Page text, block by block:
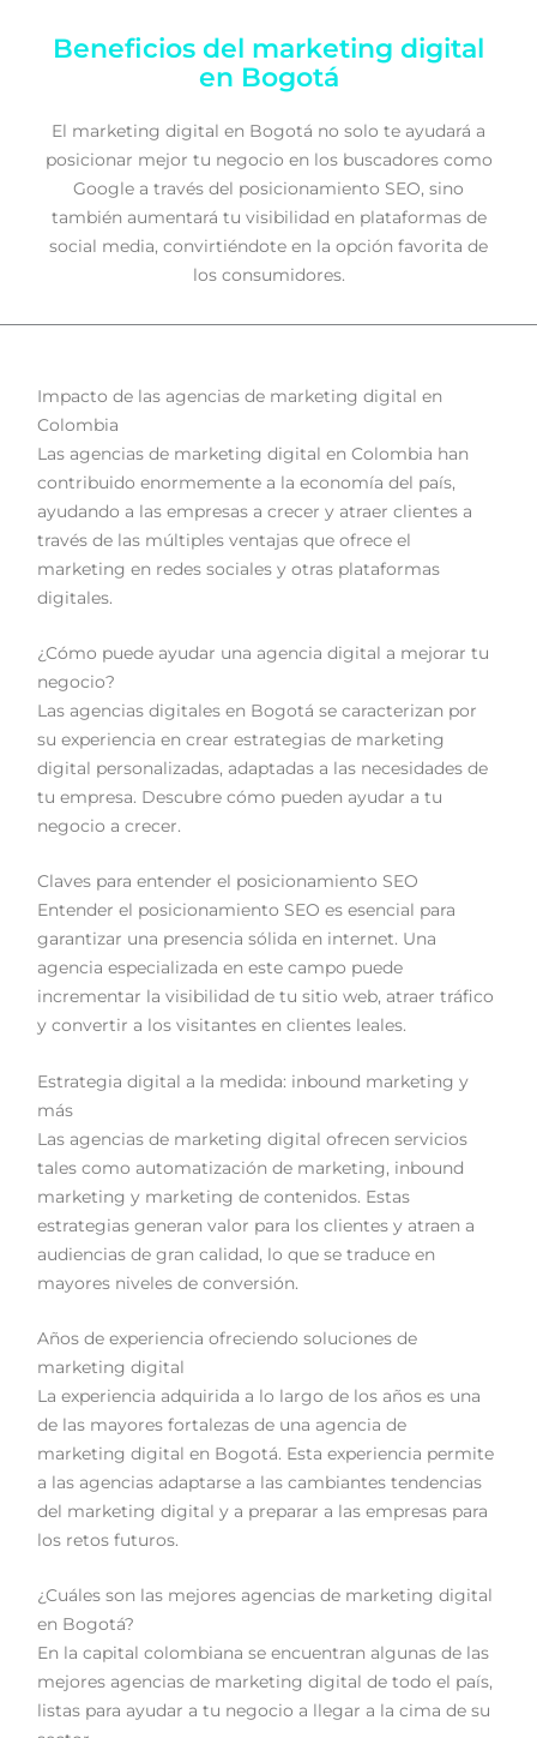
Beneficios del marketing digital
en Bogotá
El marketing digital en Bogotá no solo te ayudará a
posicionar mejor tu negocio en los buscadores como
Google a través del posicionamiento SEO, sino
también aumentará tu visibilidad en plataformas de
social media, convirtiéndote en la opción favorita de
los consumidores.
Impacto de las agencias de marketing digital en
Colombia
Las agencias de marketing digital en Colombia han
contribuido enormemente a la economía del país,
ayudando a las empresas a crecer y atraer clientes a
través de las múltiples ventajas que ofrece el
marketing en redes sociales y otras plataformas
digitales.
¿Cómo puede ayudar una agencia digital a mejorar tu
negocio?
Las agencias digitales en Bogotá se caracterizan por
su experiencia en crear estrategias de marketing
digital personalizadas, adaptadas a las necesidades de
tu empresa. Descubre cómo pueden ayudar a tu
negocio a crecer.
Claves para entender el posicionamiento SEO
Entender el posicionamiento SEO es esencial para
garantizar una presencia sólida en internet. Una
agencia especializada en este campo puede
incrementar la visibilidad de tu sitio web, atraer tráfico
y convertir a los visitantes en clientes leales.
Estrategia digital a la medida: inbound marketing y
más
Las agencias de marketing digital ofrecen servicios
tales como automatización de marketing, inbound
marketing y marketing de contenidos. Estas
estrategias generan valor para los clientes y atraen a
audiencias de gran calidad, lo que se traduce en
mayores niveles de conversión.
Años de experiencia ofreciendo soluciones de
marketing digital
La experiencia adquirida a lo largo de los años es una
de las mayores fortalezas de una agencia de
marketing digital en Bogotá. Esta experiencia permite
a las agencias adaptarse a las cambiantes tendencias
del marketing digital y a preparar a las empresas para
los retos futuros.
¿Cuáles son las mejores agencias de marketing digital
en Bogotá?
En la capital colombiana se encuentran algunas de las
mejores agencias de marketing digital de todo el país,
listas para ayudar a tu negocio a llegar a la cima de su